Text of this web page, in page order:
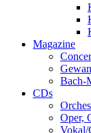
Magazine
Bach-
CDs
Oper,
Vokal/